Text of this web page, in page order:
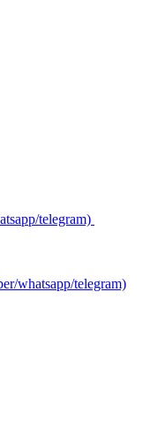
telegram)
whatsapp/telegram)